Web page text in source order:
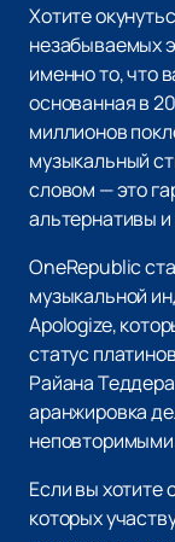
Хотите
незабываемых
именно то, что
основанная в
миллионов
музыкальный
словом — это
альтернативы
OneRepublic
музыкальной
Apologize,
статус
Райана
аранжировка
Если вы хотите
которых